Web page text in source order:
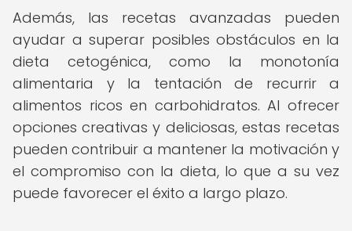
Además, las recetas avanzadas pueden
ayudar a superar posibles obstáculos en la
dieta cetogénica, como la monotonía
alimentaria y la tentación de recurrir a
alimentos ricos en carbohidratos. Al ofrecer
opciones creativas y deliciosas, estas recetas
pueden contribuir a mantener la motivación y
el compromiso con la dieta, lo que a su vez
puede favorecer el éxito a largo plazo.